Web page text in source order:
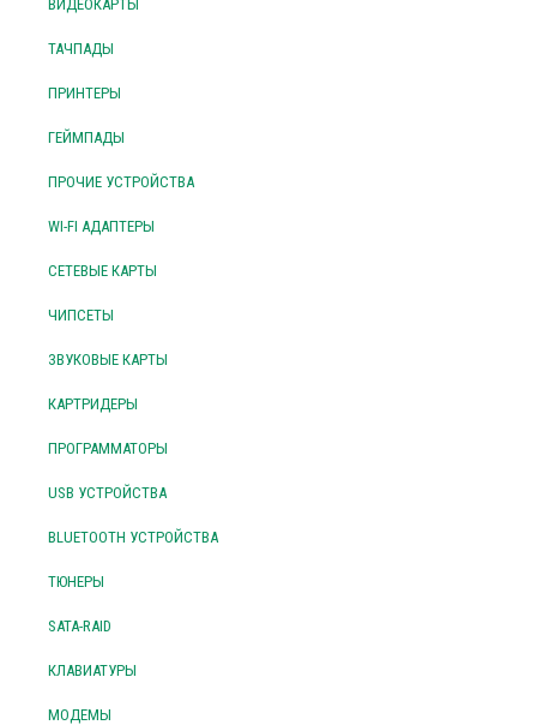
ВИДЕОКАРТЫ
ТАЧПАДЫ
ПРИНТЕРЫ
ГЕЙМПАДЫ
ПРОЧИЕ УСТРОЙСТВА
WI-FI АДАПТЕРЫ
СЕТЕВЫЕ КАРТЫ
ЧИПСЕТЫ
ЗВУКОВЫЕ КАРТЫ
КАРТРИДЕРЫ
ПРОГРАММАТОРЫ
USB УСТРОЙСТВА
BLUETOOTH УСТРОЙСТВА
ТЮНЕРЫ
SATA-RAID
КЛАВИАТУРЫ
МОДЕМЫ